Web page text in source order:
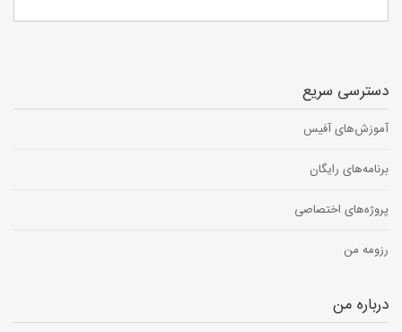
دسترسی سریع
آموزش‌های آفیس
برنامه‌های رایگان
پروژه‌های اختصاصی
رزومه من
درباره من